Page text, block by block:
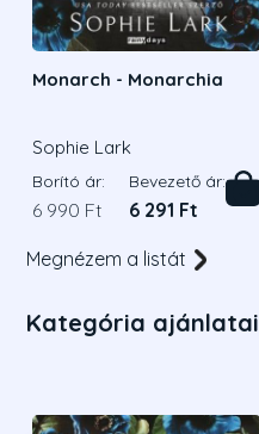
Monarch - Monarchia
Sophie Lark
Borító ár:
6 990 Ft
Bevezető ár:
6 291 Ft
Megnézem a listát
Kategória ajánlatai